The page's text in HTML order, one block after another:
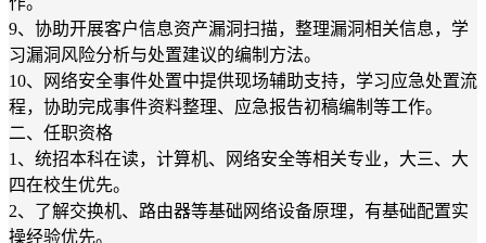
9、协助开展客户信息资产漏洞扫描，整理漏洞相关信息，学
习漏洞风险分析与处置建议的编制方法。
10、网络安全事件处置中提供现场辅助支持，学习应急处置流
程，协助完成事件资料整理、应急报告初稿编制等工作。
二、任职资格
1、统招本科在读，计算机、网络安全等相关专业，大三、大
四在校生优先。
2、了解交换机、路由器等基础网络设备原理，有基础配置实
操经验优先。